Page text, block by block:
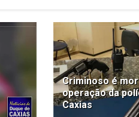
Criminoso é
operação da
Caxias